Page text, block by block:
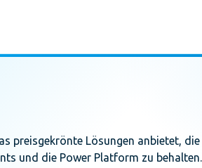
preisgekrönte Lösungen anbietet,
und die Power Platform zu